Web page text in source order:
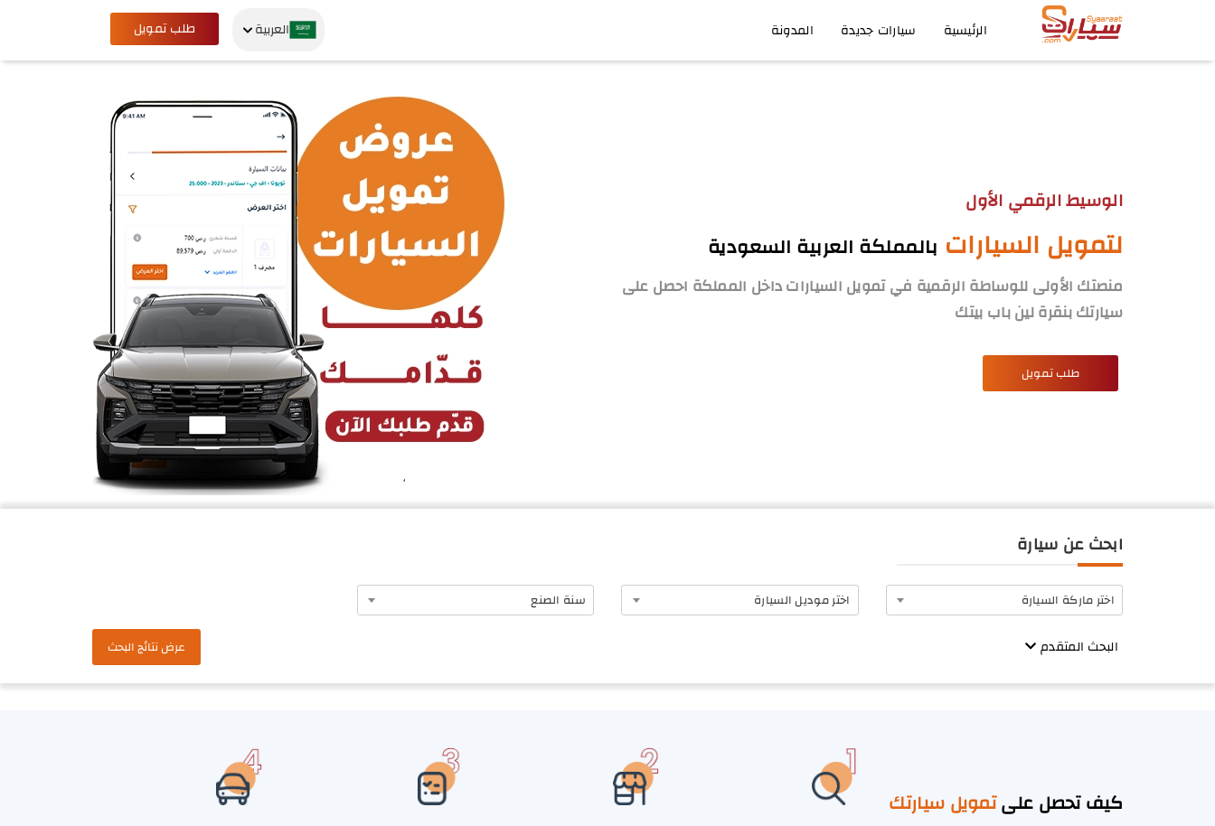
الرئيسية سيارات جديدة المدونة العربية طلب تمويل
الوسيط الرقمي الأول
لتمويل السيارات بالمملكة العربية السعودية
منصتك الأولى للوساطة الرقمية في تمويل السيارات داخل المملكة احصل على
سيارتك بنقرة لين باب بيتك
طلب تمويل
ابحث عن سيارة
اختر ماركة السيارة اختر موديل السيارة سنة الصنع
البحث المتقدم عرض نتائج البحث
كيف تحصل علىتمويل سيارتك